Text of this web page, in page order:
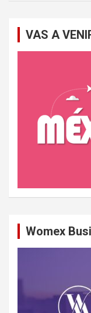
c
VAS A
Womex